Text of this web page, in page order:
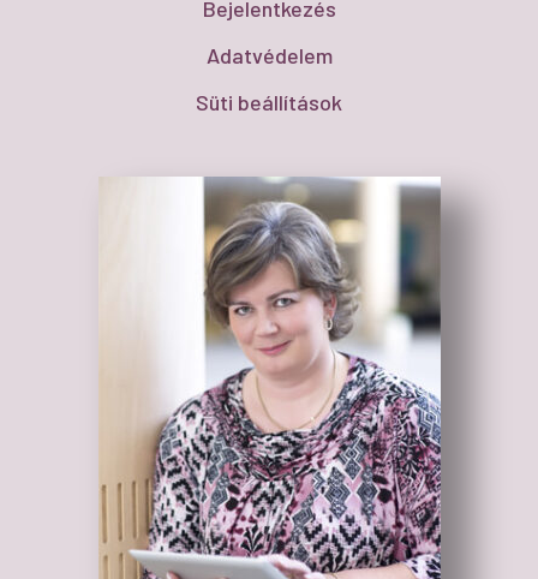
Bejelentkezés
Adatvédelem
Süti beállítások